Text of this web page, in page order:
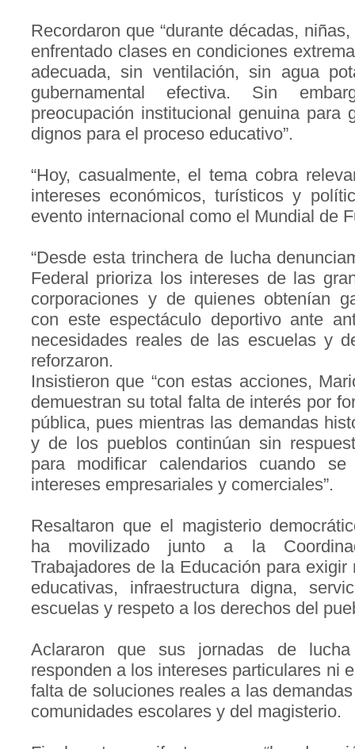
Recordaron que “durante décadas,
enfrentado clases en condiciones
adecuada, sin ventilación, sin agua
gubernamental efectiva. Sin
preocupación institucional genuina para
dignos para el proceso educativo”.
“Hoy, casualmente, el tema cobra
intereses económicos, turísticos y
evento internacional como el Mundial de
“Desde esta trinchera de lucha
Federal prioriza los intereses de las
corporaciones y de quienes obtenían
con este espectáculo deportivo ante
necesidades reales de las escuelas y
reforzaron.
Insistieron que “con estas acciones,
demuestran su total falta de interés por
pública, pues mientras las demandas
y de los pueblos continúan sin
para modificar calendarios cuando
intereses empresariales y comerciales”.
Resaltaron que el magisterio
ha movilizado junto a la
Trabajadores de la Educación para exigir
educativas, infraestructura digna,
escuelas y respeto a los derechos del
Aclararon que sus jornadas de
responden a los intereses particulares ni
falta de soluciones reales a las
comunidades escolares y del magisterio.